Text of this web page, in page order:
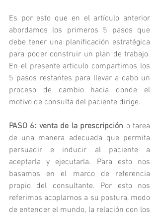
Es por esto que en el artículo anterior
abordamos los primeros 5 pasos que
debe tener una planificación estratégica
para poder construir un plan de trabajo.
En el presente articulo compartimos los
5 pasos restantes para llevar a cabo un
proceso de cambio hacia donde el
motivo de consulta del paciente dirige.
PASO 6: venta de la prescripción o tarea
de una manera adecuada que permita
persuadir e inducir al paciente a
aceptarla y ejecutarla. Para esto nos
basamos en el marco de referencia
propio del consultante. Por esto nos
referimos acoplarnos a su postura, modo
de entender el mundo, la relación con los